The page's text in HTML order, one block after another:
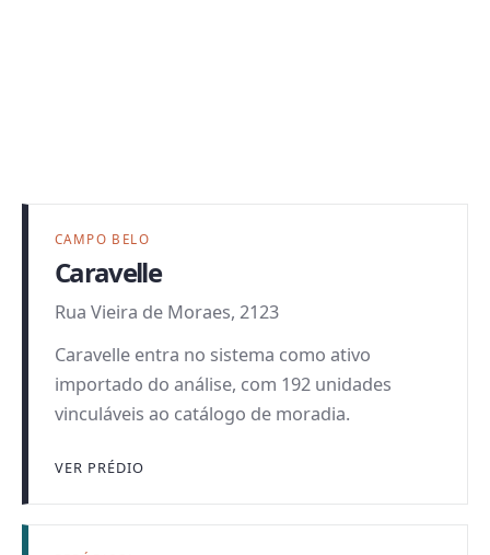
CAMPO BELO
Caravelle
Rua Vieira de Moraes, 2123
Caravelle entra no sistema como ativo
importado do análise, com 192 unidades
vinculáveis ao catálogo de moradia.
VER PRÉDIO